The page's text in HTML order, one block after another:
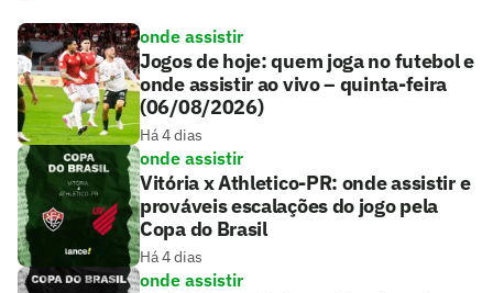
onde assistir
Jogos de hoje: quem joga no futebol e
onde assistir ao vivo – quinta-feira
(06/08/2026)
Há 4 dias
onde assistir
Vitória x Athletico-PR: onde assistir e
prováveis escalações do jogo pela
Copa do Brasil
Há 4 dias
onde assistir